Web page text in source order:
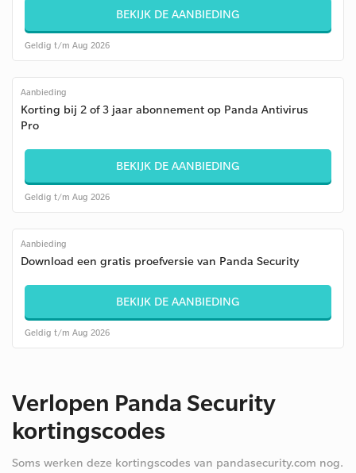
BEKIJK DE AANBIEDING
Geldig t/m Aug 2026
Aanbieding
Korting bij 2 of 3 jaar abonnement op Panda Antivirus
Pro
BEKIJK DE AANBIEDING
Geldig t/m Aug 2026
Aanbieding
Download een gratis proefversie van Panda Security
BEKIJK DE AANBIEDING
Geldig t/m Aug 2026
Verlopen Panda Security
kortingscodes
Soms werken deze kortingscodes van pandasecurity.com nog.